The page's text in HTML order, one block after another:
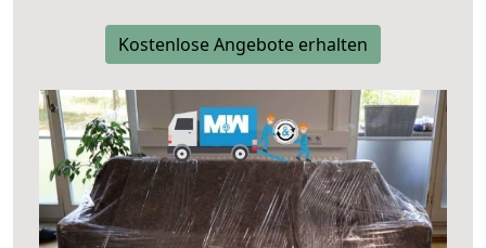
Kostenlose Angebote erhalten